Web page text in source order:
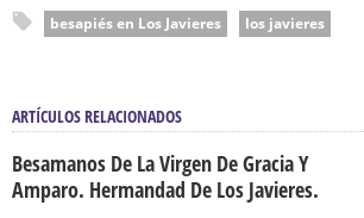
besapiés en Los Javieres los javieres
ARTÍCULOS RELACIONADOS
Besamanos De La Virgen De Gracia Y
Amparo. Hermandad De Los Javieres.